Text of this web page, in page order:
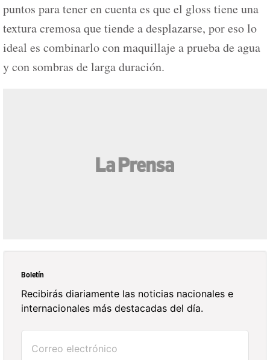
puntos para tener en cuenta es que el gloss tiene una
textura cremosa que tiende a desplazarse, por eso lo
ideal es combinarlo con maquillaje a prueba de agua
y con sombras de larga duración.
Boletín
Recibirás diariamente las noticias nacionales e
internacionales más destacadas del día.